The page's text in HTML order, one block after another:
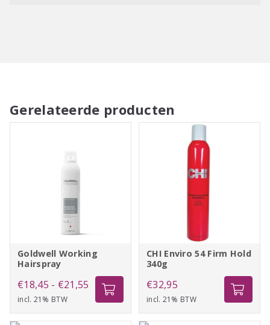
Gerelateerde producten
Goldwell Working
Hairspray
€18,45 - €21,55 Prijsklasse:
€18,45
tot
incl. 21% BTW
CHI Enviro 54 Firm Hold
340g
€32,95
incl. 21% BTW